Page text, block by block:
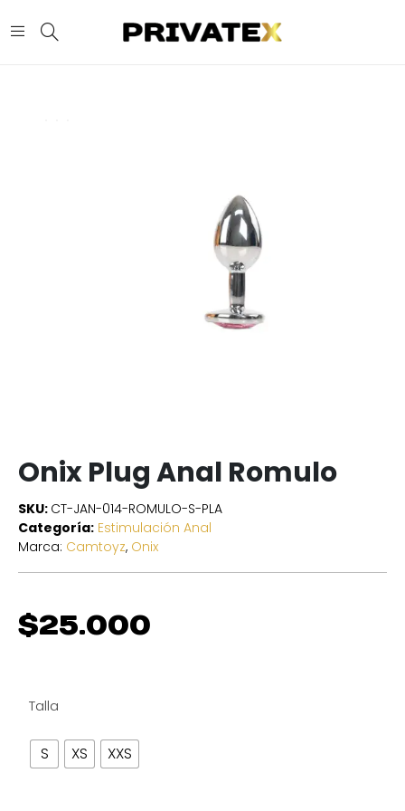
Onix Plug Anal Romulo
SKU: CT-JAN-014-ROMULO-S-PLA
Categoría: Estimulación Anal
Marca: Camtoyz, Onix
$25.000
Talla
S XS XXS